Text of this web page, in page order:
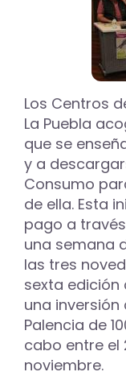
Los Centros
La Puebla
que se
y a
Consumo
de ella. Esta
pago a
una semana
las tres
sexta edición
una
Palencia de
cabo entre el
noviembre.